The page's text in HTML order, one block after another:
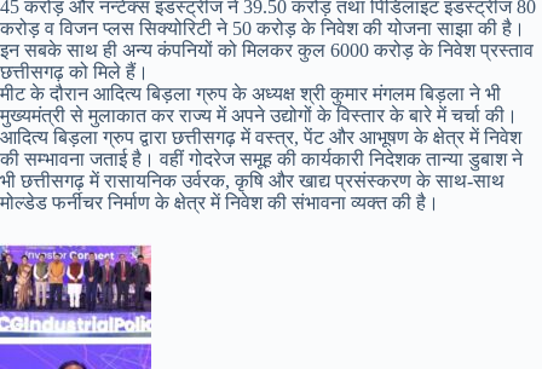
45 करोड़ और नन्टेक्स इंडस्ट्रीज ने 39.50 करोड़ तथा पिडिलाइट इंडस्ट्रीज 80
करोड़ व विजन प्लस सिक्योरिटी ने 50 करोड़ के निवेश की योजना साझा की है।
इन सबके साथ ही अन्य कंपनियों को मिलकर कुल 6000 करोड़ के निवेश प्रस्ताव
छत्तीसगढ़ को मिले हैं।
मीट के दौरान आदित्य बिड़ला ग्रुप के अध्यक्ष श्री कुमार मंगलम बिड़ला ने भी
मुख्यमंत्री से मुलाकात कर राज्य में अपने उद्योगों के विस्तार के बारे में चर्चा की।
आदित्य बिड़ला ग्रुप द्वारा छत्तीसगढ़ में वस्त्र, पेंट और आभूषण के क्षेत्र में निवेश
की सम्भावना जताई है। वहीं गोदरेज समूह की कार्यकारी निदेशक तान्या डुबाश ने
भी छत्तीसगढ़ में रासायनिक उर्वरक, कृषि और खाद्य प्रसंस्करण के साथ-साथ
मोल्डेड फर्नीचर निर्माण के क्षेत्र में निवेश की संभावना व्यक्त की है।